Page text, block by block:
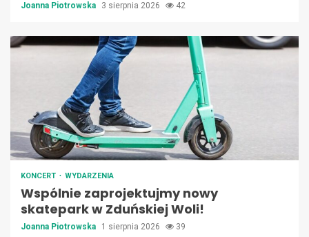
Joanna Piotrowska 3 sierpnia 2026 42
KONCERT WYDARZENIA
Wspólnie zaprojektujmy nowy
skatepark w Zduńskiej Woli!
Joanna Piotrowska 1 sierpnia 2026 39